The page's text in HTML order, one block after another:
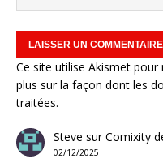
Ce site utilise Akismet pour
plus sur la façon dont les
traitées.
Steve surComixity
02/12/2025